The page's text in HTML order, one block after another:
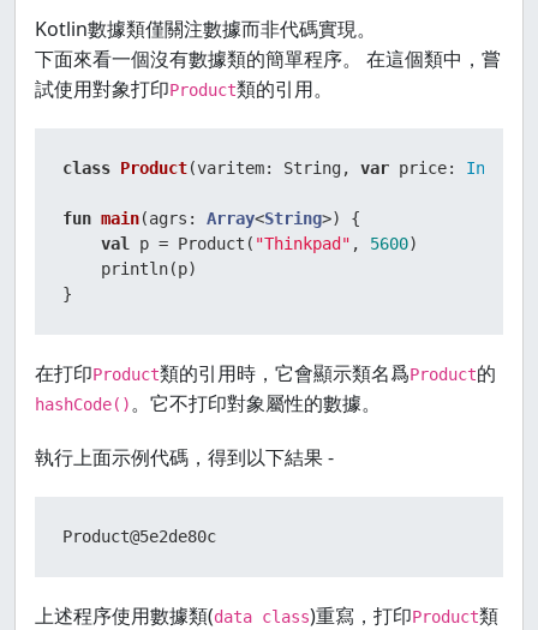
Kotlin數據類僅關注數據而非代碼實現。
下面來看一個沒有數據類的簡單程序。 在這個類中，嘗
試使用對象打印Product類的引用。
class Product(varitem: String, var price: Int
fun main(agrs: Array<String>)
{
val
p = Product( "Thinkpad" , 5600)
    println(p)
}
在打印Product類的引用時，它會顯示類名爲Product的
hashCode()。它不打印對象屬性的數據。
執行上面示例代碼，得到以下結果 -
Product@5e2de80c
上述程序使用數據類(data class)重寫，打印Product類